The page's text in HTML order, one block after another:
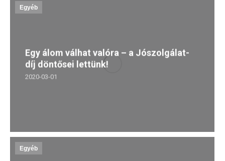
Egyéb
Egy álom válhat valóra – a Jószolgálat-
díj döntősei lettünk!
2020-03-01
Egyéb